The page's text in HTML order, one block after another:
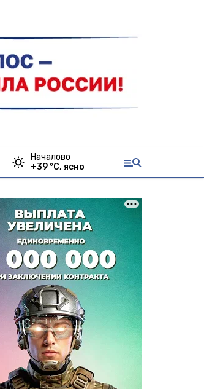
Началово
+39 °С, ясно